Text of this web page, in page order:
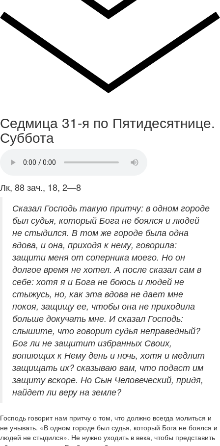
Седмица 31-я по Пятидесятнице.
Суббота
Лк, 88 зач., 18, 2—8
Сказал Господь такую притчу: в одном городе
был судья, который Бога не боялся и людей
не стыдился. В том же городе была одна
вдова, и она, приходя к нему, говорила:
защити меня от соперника моего. Но он
долгое время не хотел. А после сказал сам в
себе: хотя я и Бога не боюсь и людей не
стыжусь, но, как эта вдова не дает мне
покоя, защищу ее, чтобы она не приходила
больше докучать мне. И сказал Господь:
слышите, что говорит судья неправедный?
Бог ли не защитит избранных Своих,
вопиющих к Нему день и ночь, хотя и медлит
защищать их? сказываю вам, что подаст им
защиту вскоре. Но Сын Человеческий, придя,
найдет ли веру на земле?
Господь говорит нам притчу о том, что должно всегда молиться и
не унывать. «В одном городе был судья, который Бога не боялся и
людей не стыдился». Не нужно уходить в века, чтобы представить